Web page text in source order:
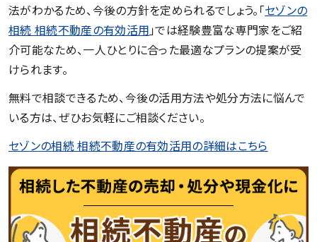
法がわかるため、今後の方針を定められるでしょう。「セゾンの
相続 相続不動産の有効活用 」では経験豊富な専門家をご紹
介可能なため、一人ひとりに合った最適なプランの提案が受
けられます。
無料で相談できるため、今後の活用方法や処分方法に悩んで
いる方は、ぜひお気軽にご相談ください。
セゾンの相続 相続不動産の有効活用の詳細はこちら